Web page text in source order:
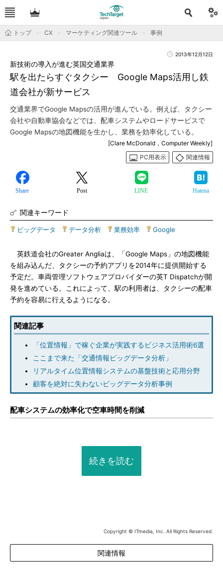
トップ CX マーケティング関連ツール 事例
2013年12月12日
駅を出たらすぐタクシー Google Maps活用し鉄
道会社が新サービス
新技術の導入が進む英国交通業界
交通業界でGoogle Mapsの活用が進んでいる。例えば、タクシー
会社や自動車協会などでは、配車システムやロードサービスで
Google Mapsの地図機能を生かし、業務を効率化している。
[Clare McDonald，Computer Weekly]
PC用表示
関連情報
Share Post LINE Hatena
関連キーワード
ビッグデータ データ分析 業務効率 Google
英鉄道会社のGreater Angliaは、「Google Maps」の地図機能
を組み込んだ、タクシーの予約アプリを2014年に提供開始する
予定だ。車両管理ソフトウェアプロバイダーの英T Dispatchが開
発を進めている。これによって、駅の利用者は、タクシーの配車
予約を容易に行えるようになる。
関連記事
「位置情報」で稼ぐ企業が実践するビジネス活用術6選
ここまで来た「交通情報ビッグデータ分析」
リアルタイム位置情報システムの基盤技術と応用分野
顧客を絶対に失わないビッグデータ分析事例
配車システムの効率化で空車時間を削減
続きを読む
Copyright © ITmedia, Inc. All Rights Reserved.
関連情報